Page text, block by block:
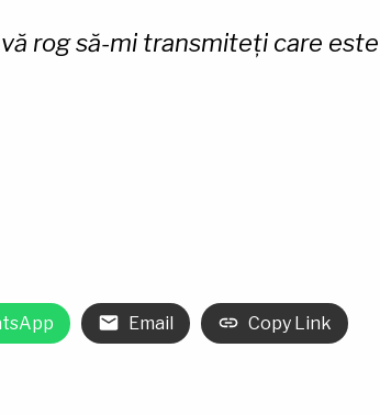
rog să-mi transmiteți care este
Email Copy Link